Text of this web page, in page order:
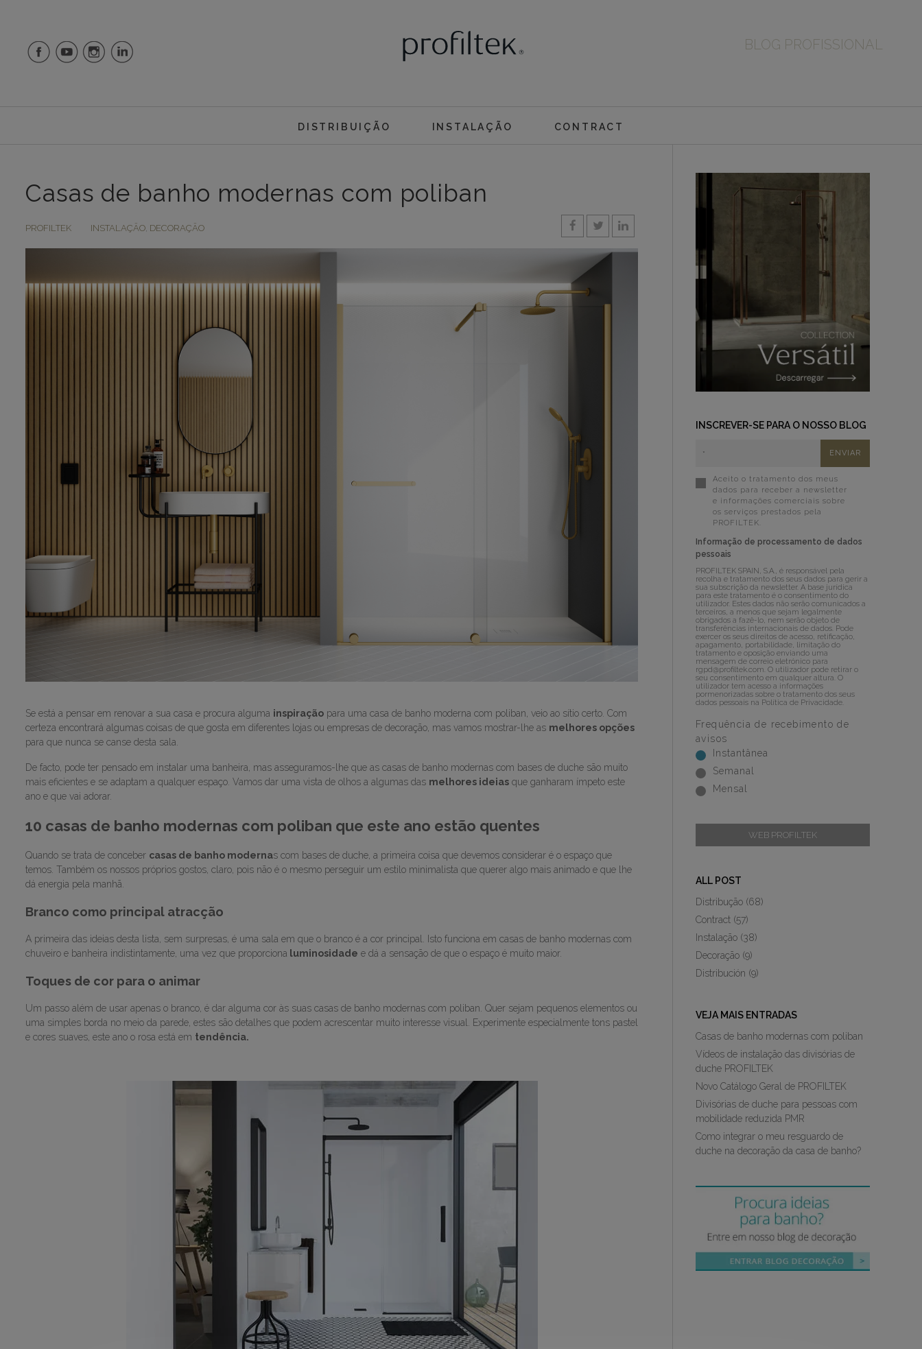
BLOG PROFISSIONAL
DISTRIBUIÇÃO INSTALAÇÃO CONTRACT
Casas de banho modernas com poliban
PROFILTEK INSTALAÇÃO, DECORAÇÃO
Se está a pensar em renovar a sua casa e procura alguma inspiração para uma casa de banho moderna com poliban, veio ao sítio certo. Com
certeza encontrará algumas coisas de que gosta em diferentes lojas ou empresas de decoração, mas vamos mostrar-lhe as melhores opções
para que nunca se canse desta sala.
De facto, pode ter pensado em instalar uma banheira, mas asseguramos-lhe que as casas de banho modernas com bases de duche são muito
mais eficientes e se adaptam a qualquer espaço. Vamos dar uma vista de olhos a algumas das melhores ideias que ganharam ímpeto este
ano e que vai adorar.
10 casas de banho modernas com poliban que este ano estão quentes
Quando se trata de conceber casas de banho modernas com bases de duche, a primeira coisa que devemos considerar é o espaço que
temos. Também os nossos próprios gostos, claro, pois não é o mesmo perseguir um estilo minimalista que querer algo mais animado e que lhe
dá energia pela manhã.
Branco como principal atracção
A primeira das ideias desta lista, sem surpresas, é uma sala em que o branco é a cor principal. Isto funciona em casas de banho modernas com
chuveiro e banheira indistintamente, uma vez que proporciona luminosidade e dá a sensação de que o espaço é muito maior.
Toques de cor para o animar
Um passo além de usar apenas o branco, é dar alguma cor às suas casas de banho modernas com poliban. Quer sejam pequenos elementos ou
uma simples borda no meio da parede, estes são detalhes que podem acrescentar muito interesse visual. Experimente especialmente tons pastel
e cores suaves, este ano o rosa está em tendência.
INSCREVER-SE PARA O NOSSO BLOG
Aceito o tratamento dos meus
dados para receber a newsletter
e informações comerciais sobre
os serviços prestados pela
PROFILTEK.
Informação de processamento de dados
pessoais
PROFILTEK SPAIN, S.A., é responsável pela
recolha e tratamento dos seus dados para gerir a
sua subscrição da newsletter. A base jurídica
para este tratamento é o consentimento do
utilizador. Estes dados não serão comunicados a
terceiros, a menos que sejam legalmente
obrigados a fazê-lo, nem serão objeto de
transferências internacionais de dados. Pode
exercer os seus direitos de acesso, retificação,
apagamento, portabilidade, limitação do
tratamento e oposição enviando uma
mensagem de correio eletrónico para
rgpd@profiltek.com . O utilizador pode retirar o
seu consentimento em qualquer altura. O
utilizador tem acesso a informações
pormenorizadas sobre o tratamento dos seus
dados pessoais na Política de Privacidade.
Frequência de recebimento de
avisos
Instantânea
Semanal
Mensal
WEB PROFILTEK
ALL POST
Distribução (68)
Contract (57)
Instalação (38)
Decoração (9)
Distribución (9)
VEJA MAIS ENTRADAS
Casas de banho modernas com poliban
Vídeos de instalação das divisórias de
duche PROFILTEK
Novo Catálogo Geral de PROFILTEK
Divisórias de duche para pessoas com
mobilidade reduzida PMR
Como integrar o meu resguardo de
duche na decoração da casa de banho?